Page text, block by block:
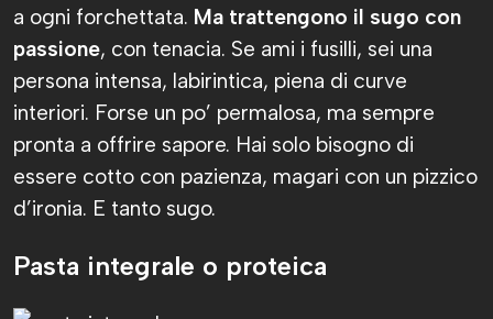
a ogni forchettata. Ma trattengono il sugo con
passione, con tenacia. Se ami i fusilli, sei una
persona intensa, labirintica, piena di curve
interiori. Forse un po’ permalosa, ma sempre
pronta a offrire sapore. Hai solo bisogno di
essere cotto con pazienza, magari con un pizzico
d’ironia. E tanto sugo.
Pasta integrale o proteica